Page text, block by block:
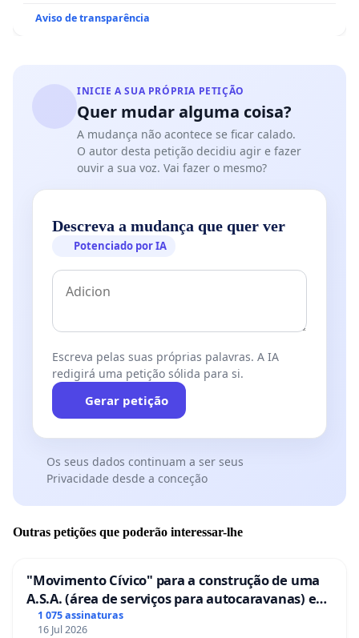
Aviso de transparência
INICIE A SUA PRÓPRIA PETIÇÃO
Quer mudar alguma coisa?
A mudança não acontece se ficar calado.
O autor desta petição decidiu agir e fazer
ouvir a sua voz. Vai fazer o mesmo?
Descreva a mudança que quer ver
Potenciado por IA
Escreva pelas suas próprias palavras. A IA
redigirá uma petição sólida para si.
Gerar petição
Os seus dados continuam a ser seus
Privacidade desde a conceção
Outras petições que poderão interessar-lhe
"Movimento Cívico" para a construção de uma
A.S.A. (área de serviços para autocaravanas) em
Coimbra
1 075 assinaturas
16 Jul 2026